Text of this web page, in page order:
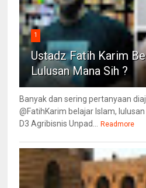
1
Ustadz Fatih Karim
Lulusan Mana Sih ?
Banyak dan sering pertanyaan
@FatihKarim belajar Islam,
D3 Agribisnis Unpad...
Readmore